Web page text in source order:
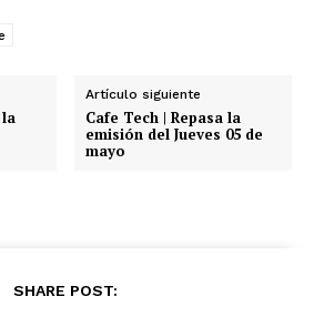
Artículo siguiente
Cafe Tech | Repasa la
emisión del Jueves 05 de
mayo
SHARE POST: